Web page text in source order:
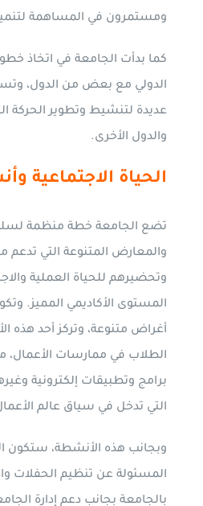
ومستمرون في المساهمة
كما بدأت الجامعة في اتخاذ
الدولي مع بعض من الدول،
عديدة لتنشيط وتطوير الحركة
والدول الأخرى.
الحياة الاجتماعية
تضع الجامعة خطة منظمة
والمعارض المتنوعة التي تدعم
وتحضيرهم للحياة العملية
المستوى الأكاديمي المميز.
أغراض متنوعة، وتركز أحد هذه
الطلاب في ممارسات الأعمال،
برامج وتطبيقات إلكترونية
التي تدخل في سياق عالم
وبجانب هذه الأنشطة، ستكون
المسئولة عن تنظيم الحفلات
بالجامعة بجانب دعم إدارة